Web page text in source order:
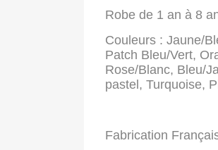
Robe de 1 an à 8
Couleurs : Jaune/
Patch Bleu/Vert,
Rose/Blanc, Bleu/
pastel, Turquoise,
Fabrication